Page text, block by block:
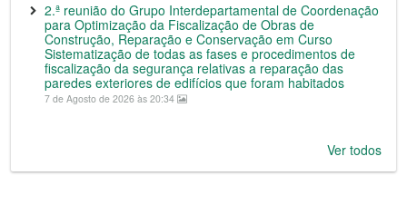
2.ª reunião do Grupo Interdepartamental de Coordenação
para Optimização da Fiscalização de Obras de
Construção, Reparação e Conservação em Curso
Sistematização de todas as fases e procedimentos de
fiscalização da segurança relativas a reparação das
paredes exteriores de edifícios que foram habitados
7 de Agosto de 2026 às 20:34
Ver todos